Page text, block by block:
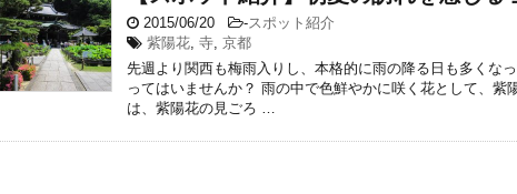
2015/06/20 -スポット紹介
紫陽花, 寺, 京都
先週より関西も梅雨入りし、本格的に雨の降る日も多くな
ってはいませんか？ 雨の中で色鮮やかに咲く花として、紫
は、紫陽花の見ごろ …